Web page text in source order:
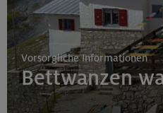
Fahrtechnik I - Basic -
München
21.-25.08.26
Vorsorgliche Informationen
Bettwanzen